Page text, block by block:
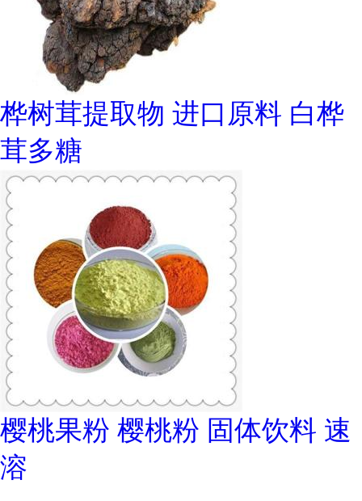
桦树茸提取物 进口原料 白桦
茸多糖
樱桃果粉 樱桃粉 固体饮料 速
溶